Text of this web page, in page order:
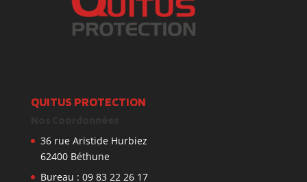
QUITUS PROTECTION
36 rue Aristide Hurbiez
62400 Béthune
Bureau : 09 83 22 26 17